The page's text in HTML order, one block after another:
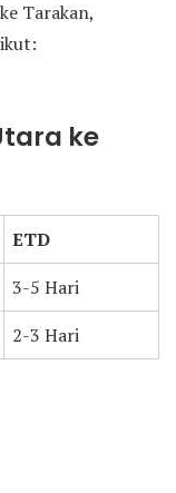
Tarakan,
ke
ETD
3-5 Hari
2-3 Hari